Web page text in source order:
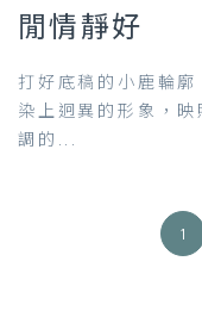
閒情靜好
打好底稿的小鹿輪
染上迥異的形象，
調的...
1